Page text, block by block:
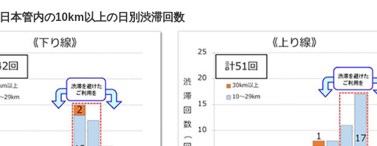
本管内の10km以上の日別渋滞回数